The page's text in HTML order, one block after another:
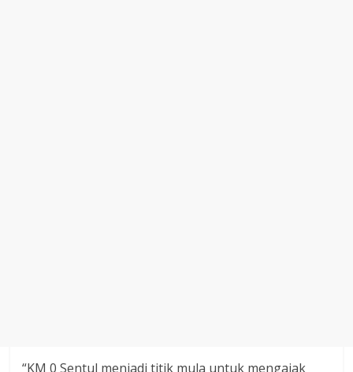
“KM 0 Sentul menjadi titik mula untuk mengajak